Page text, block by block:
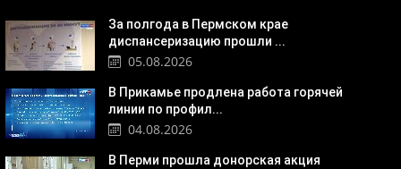
За полгода в Пермском крае
диспансеризацию прошли ...
05.08.2026
В Прикамье продлена работа горячей
линии по профил...
04.08.2026
В Перми прошла донорская акция